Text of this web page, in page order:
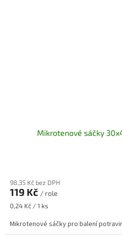
Mikrotenové sáčky
98,35 Kč bez DPH
119 Kč / role
Měrná
0,24 Kč / 1 ks
Mikrotenové sáčky pro balení